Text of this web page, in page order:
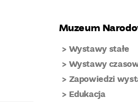
Muzeum
Wystawy stałe
Wystawy
Zapowiedzi
Edukacja